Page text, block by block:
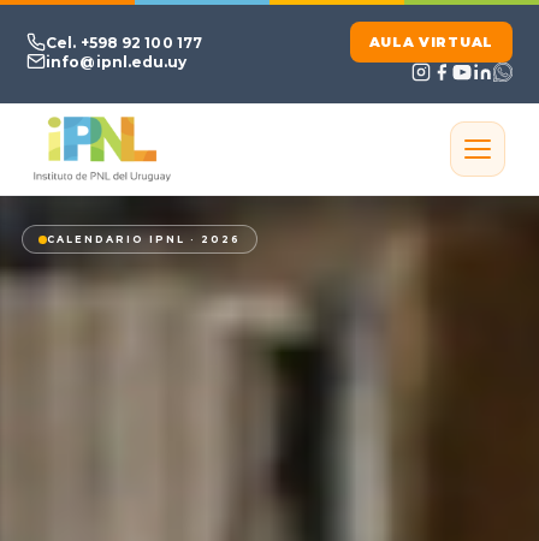
Cel. +598 92 100 177
info@ipnl.edu.uy
AULA VIRTUAL
Ir al contenido principal
CALENDARIO IPNL · 2026